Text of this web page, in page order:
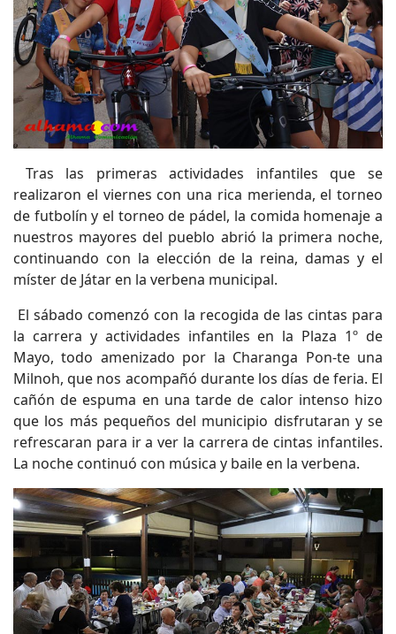
Tras las primeras actividades infantiles que se
realizaron el viernes con una rica merienda, el torneo
de futbolín y el torneo de pádel, la comida homenaje a
nuestros mayores del pueblo abrió la primera noche,
continuando con la elección de la reina, damas y el
míster de Játar en la verbena municipal.
El sábado comenzó con la recogida de las cintas para
la carrera y actividades infantiles en la Plaza 1º de
Mayo, todo amenizado por la Charanga Pon-te una
Milnoh, que nos acompañó durante los días de feria. El
cañón de espuma en una tarde de calor intenso hizo
que los más pequeños del municipio disfrutaran y se
refrescaran para ir a ver la carrera de cintas infantiles.
La noche continuó con música y baile en la verbena.